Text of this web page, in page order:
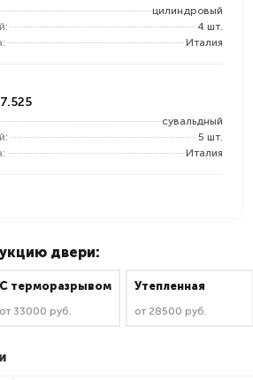
цилиндровый
4 шт.
Италия
сувальдный
5 шт.
Италия
двери:
C терморазрывом
от 33000 руб.
Утепленная
от 28500 руб.